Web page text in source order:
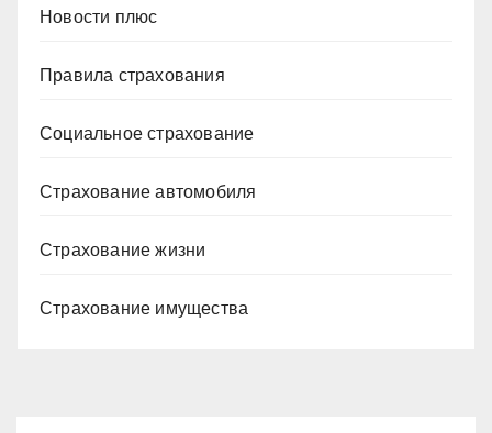
Новости плюс
Правила страхования
Социальное страхование
Страхование автомобиля
Страхование жизни
Страхование имущества